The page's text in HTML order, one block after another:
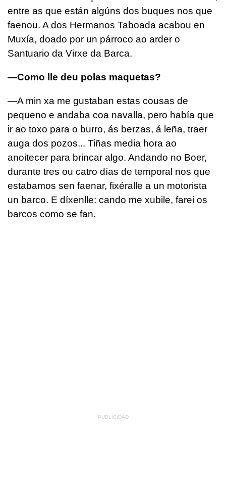
entre as que están algúns dos buques nos que
faenou. A dos Hermanos Taboada acabou en
Muxía, doado por un párroco ao arder o
Santuario da Virxe da Barca.
—Como lle deu polas maquetas?
—A min xa me gustaban estas cousas de
pequeno e andaba coa navalla, pero había que
ir ao toxo para o burro, ás berzas, á leña, traer
auga dos pozos... Tiñas media hora ao
anoitecer para brincar algo. Andando no Boer,
durante tres ou catro días de temporal nos que
estabamos sen faenar, fixéralle a un motorista
un barco. E díxenlle: cando me xubile, farei os
barcos como se fan.